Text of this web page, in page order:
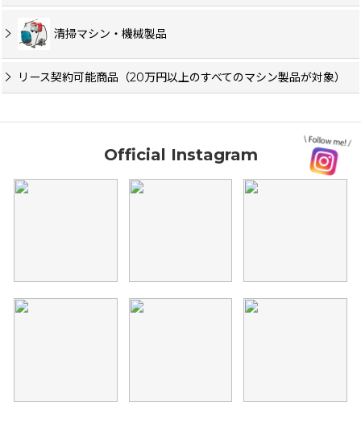
清掃マシン・機械製品
リース契約可能商品（20万円以上のすべてのマシン製品が対象）
Official Instagram